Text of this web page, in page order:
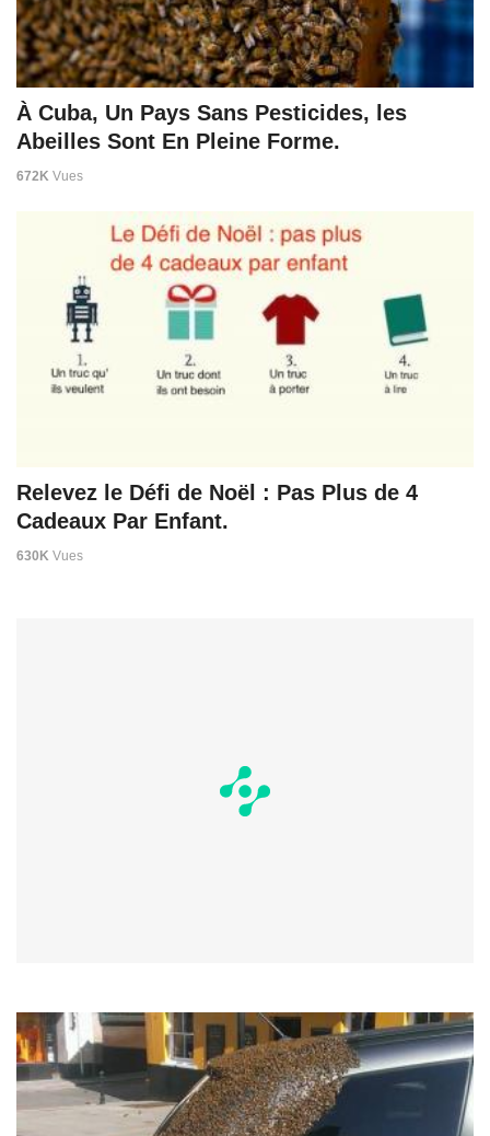
À Cuba, Un Pays Sans Pesticides, les
Abeilles Sont En Pleine Forme.
672K Vues
Relevez le Défi de Noël : Pas Plus de 4
Cadeaux Par Enfant.
630K Vues